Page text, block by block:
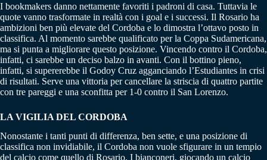
I bookmakers danno nettamente favoriti i padroni di casa. Tuttavia le
quote vanno trasformate in realtà con i goal e i successi. Il Rosario ha
ambizioni ben più elevate del Cordoba e lo dimostra l’ottavo posto in
classifica. Al momento sarebbe qualificato per la Coppa Sudamericana,
ma si punta a migliorare questo posizione. Vincendo contro il Cordoba,
infatti, ci sarebbe un deciso balzo in avanti. Con il bottino pieno,
infatti, si supererebbe il Godoy Cruz agganciando l’Estudiantes in crisi
di risultati. Serve una vittoria per cancellare la striscia di quattro partite
con tre pareggi e una sconfitta per 1-0 contro il San Lorenzo.
LA VIGILIA DEL CORDOBA
Nonostante i tanti punti di differenza, ben sette, e una posizione di
classifica non invidiabile, il Cordoba non vuole sfigurare in un tempio
del calcio come quello di Rosario. I bianconeri, giocando un calcio